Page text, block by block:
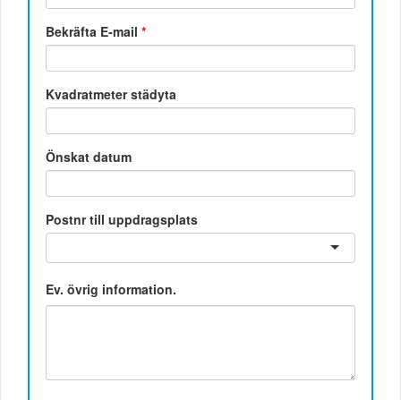
Bekräfta E-mail*
Kvadratmeter städyta
Önskat datum
Postnr till uppdragsplats
Ev. övrig information.